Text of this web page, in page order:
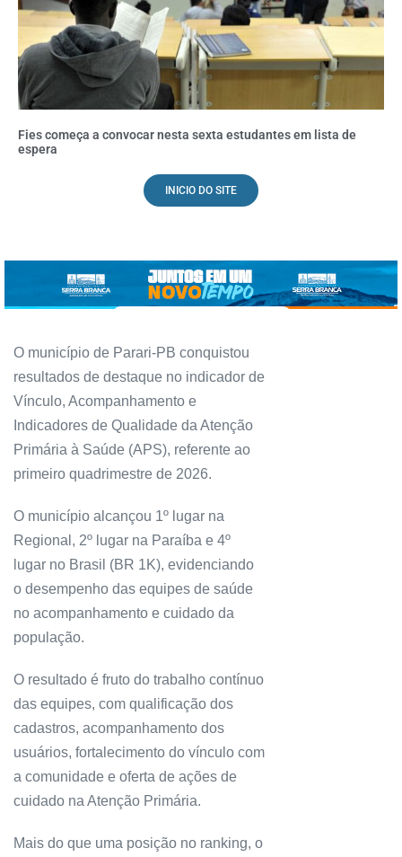
Fies começa a convocar nesta sexta estudantes em lista de
espera
INICIO DO SITE
O município de Parari-PB conquistou
resultados de destaque no indicador de
Vínculo, Acompanhamento e
Indicadores de Qualidade da Atenção
Primária à Saúde (APS), referente ao
primeiro quadrimestre de 2026.
O município alcançou 1º lugar na
Regional, 2º lugar na Paraíba e 4º
lugar no Brasil (BR 1K), evidenciando
o desempenho das equipes de saúde
no acompanhamento e cuidado da
população.
O resultado é fruto do trabalho contínuo
das equipes, com qualificação dos
cadastros, acompanhamento dos
usuários, fortalecimento do vínculo com
a comunidade e oferta de ações de
cuidado na Atenção Primária.
Mais do que uma posição no ranking, o